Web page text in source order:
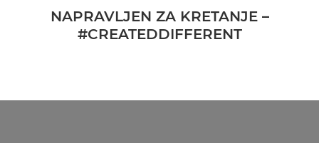
NAPRAVLJEN ZA KRETANJE –
#CREATEDDIFFERENT